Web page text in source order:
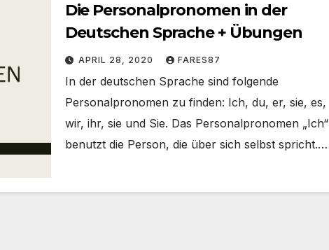
Die Personalpronomen in der
Deutschen Sprache + Übungen
APRIL 28, 2020 FARES87
In der deutschen Sprache sind folgende
Personalpronomen zu finden: Ich, du, er, sie, es,
wir, ihr, sie und Sie. Das Personalpronomen „Ich“
benutzt die Person, die über sich selbst spricht.…